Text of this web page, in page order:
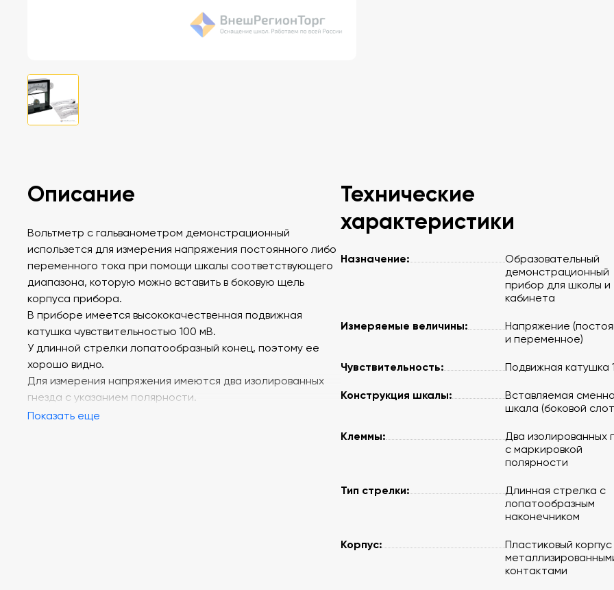
Описание
Вольтметр с гальванометром демонстрационный
использeтся для измерения напряжения постоянного либо
переменного тока при помощи шкалы соответствующего
диапазона, которую можно вставить в боковую щель
корпуса прибора.
В приборе имеется высококачественная подвижная
катушка чувствительностью 100 мВ.
У длинной стрелки лопатообразный конец, поэтому ее
хорошо видно.
Для измерения напряжения имеются два изолированных
гнезда с указанием полярности.
Показать еще
Технические
характеристики
Назначение:
Образовательный
демонстрационный
прибор для школы и
кабинета
Измеряемые величины:
Напряжение
и переменное)
Чувствительность: Подвижная катушка
Конструкция шкалы:
Вставляемая
шкала (боковой
Клеммы:
Два изолированных
с маркировкой
полярности
Тип стрелки:
Длинная стрелка с
лопатообразным
наконечником
Корпус:
Пластиковый корпус
контактами